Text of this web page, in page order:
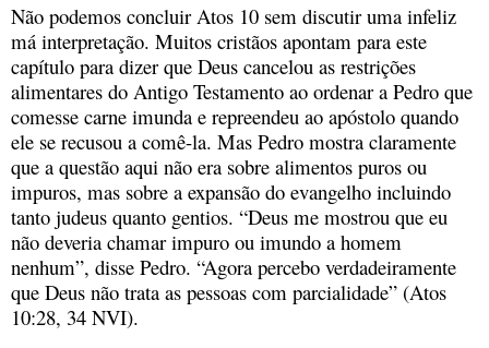
Não podemos concluir Atos 10 sem discutir uma infeliz
má interpretação. Muitos cristãos apontam para este
capítulo para dizer que Deus cancelou as restrições
alimentares do Antigo Testamento ao ordenar a Pedro que
comesse carne imunda e repreendeu ao apóstolo quando
ele se recusou a comê-la. Mas Pedro mostra claramente
que a questão aqui não era sobre alimentos puros ou
impuros, mas sobre a expansão do evangelho incluindo
tanto judeus quanto gentios. “Deus me mostrou que eu
não deveria chamar impuro ou imundo a homem
nenhum”, disse Pedro. “Agora percebo verdadeiramente
que Deus não trata as pessoas com parcialidade” (Atos
10:28, 34 NVI).